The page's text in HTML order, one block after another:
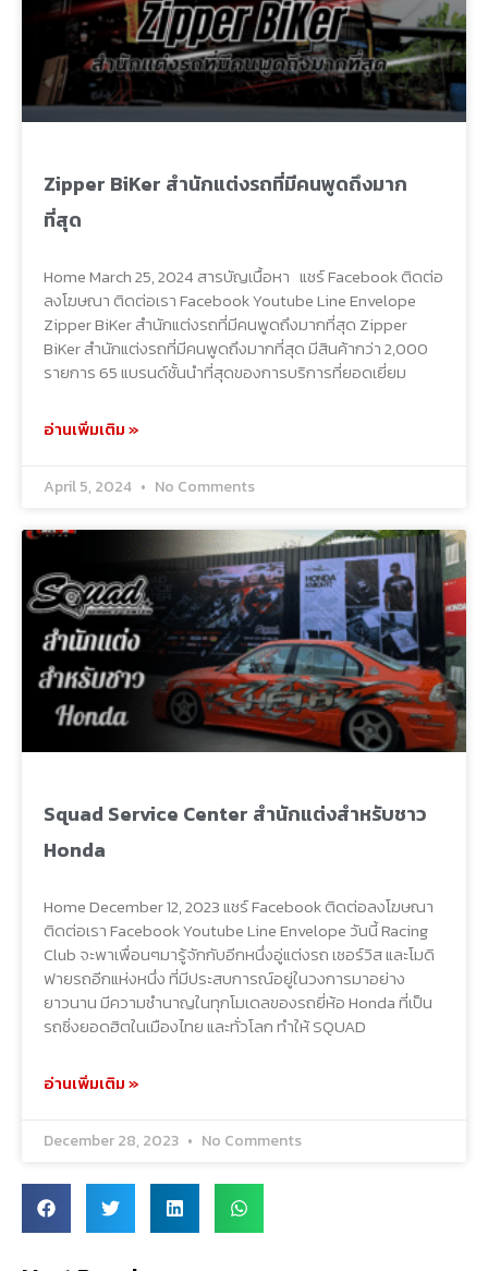
Zipper BiKer สำนักแต่งรถที่มีคนพูดถึงมาก
ที่สุด
Home March 25, 2024 สารบัญเนื้อหา แชร์ Facebook ติดต่อ
ลงโฆษณา ติดต่อเรา Facebook Youtube Line Envelope
Zipper BiKer สำนักแต่งรถที่มีคนพูดถึงมากที่สุด Zipper
BiKer สำนักแต่งรถที่มีคนพูดถึงมากที่สุด มีสินค้ากว่า 2,000
รายการ 65 แบรนด์ชั้นนำที่สุดของการบริการที่ยอดเยี่ยม
อ่านเพิ่มเติม »
April 5, 2024 No Comments
Squad Service Center สำนักแต่งสำหรับชาว
Honda
Home December 12, 2023 แชร์ Facebook ติดต่อลงโฆษณา
ติดต่อเรา Facebook Youtube Line Envelope วันนี้ Racing
Club จะพาเพื่อนๆมารู้จักกับอีกหนึ่งอู่แต่งรถ เซอร์วิส และโมดิ
ฟายรถอีกแห่งหนึ่ง ที่มีประสบการณ์อยู่ในวงการมาอย่าง
ยาวนาน มีความชำนาญในทุกโมเดลของรถยี่ห้อ Honda ที่เป็น
รถซิ่งยอดฮิตในเมืองไทย และทั่วโลก ทำให้ SQUAD
อ่านเพิ่มเติม »
December 28, 2023 No Comments